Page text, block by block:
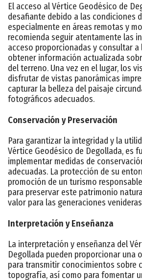
El acceso al Vértice Geodésico de
desafiante debido a las condiciones
especialmente en áreas remotas y
recomienda seguir atentamente las
acceso proporcionadas y consultar a
obtener información actualizada
del terreno. Una vez en el lugar, los
disfrutar de vistas panorámicas
capturar la belleza del paisaje
fotográficos adecuados.
Conservación y Preservación
Para garantizar la integridad y la
Vértice Geodésico de Degollada, es
implementar medidas de
adecuadas. La protección de su
promoción de un turismo
para preservar este patrimonio
valor para las generaciones
Interpretación y Enseñanza
La interpretación y enseñanza del
Degollada pueden proporcionar una
para transmitir conocimientos sobre
topografía, así como para fomentar